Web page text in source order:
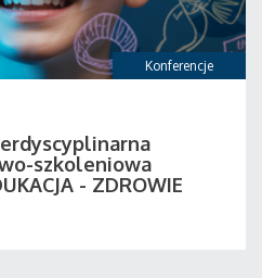
Konferencje
szkoleniowa
- ZDROWIE